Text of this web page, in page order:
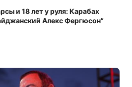
и 18 лет у руля: Карабах
Алекс Фергюсон”